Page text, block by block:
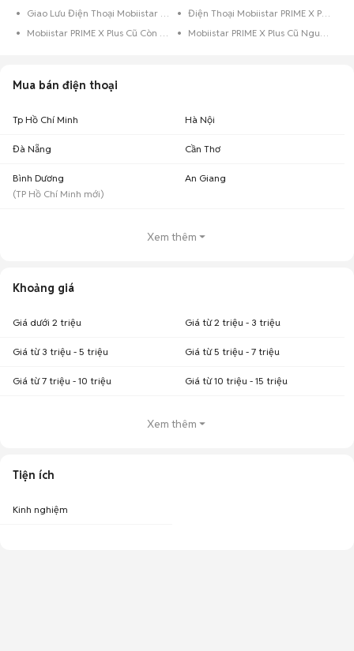
Giao Lưu Điện Thoại Mobiistar PRIME X Plus
Điện Thoại Mobiistar PRIME X Plus Trả Góp
Mobiistar PRIME X Plus Cũ Còn Bảo Hành
Mobiistar PRIME X Plus Cũ Nguyên Zin
Mua bán điện thoại
Tp Hồ Chí Minh Hà Nội
Đà Nẵng Cần Thơ
Bình Dương
(TP Hồ Chí Minh mới)
An Giang
Xem thêm
Khoảng giá
Giá dưới 2 triệu Giá từ 2 triệu - 3 triệu
Giá từ 3 triệu - 5 triệu Giá từ 5 triệu - 7 triệu
Giá từ 7 triệu - 10 triệu Giá từ 10 triệu - 15 triệu
Xem thêm
Tiện ích
Kinh nghiệm